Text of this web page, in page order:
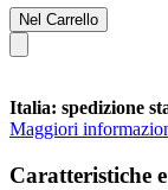
Nel Carrello
Italia: spedizione
Maggiori
Caratteristiche